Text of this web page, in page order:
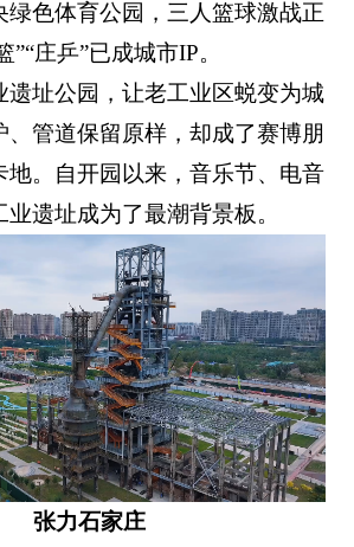
绿色体育公园，三人篮球激战正
”“庄乒”已成城市IP。
遗址公园，让老工业区蜕变为城
、管道保留原样，却成了赛博朋
地。自开园以来，音乐节、电音
遗址成为了最潮背景板。
张力石家庄